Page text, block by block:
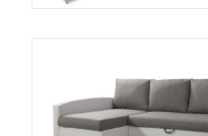
wer. Mario